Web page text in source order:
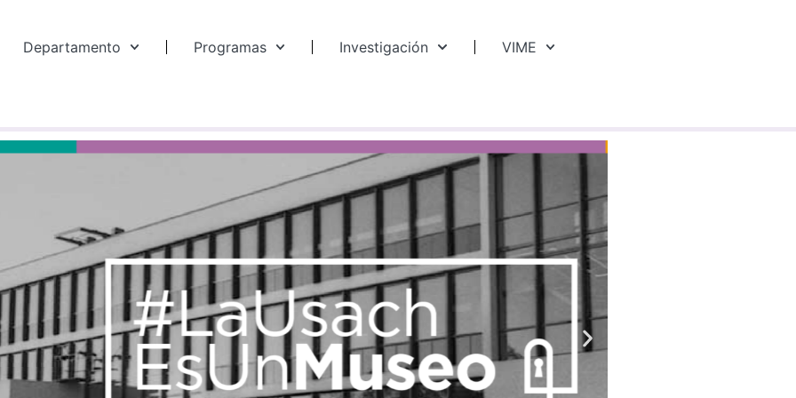
Departamento Programas Investigación VIME